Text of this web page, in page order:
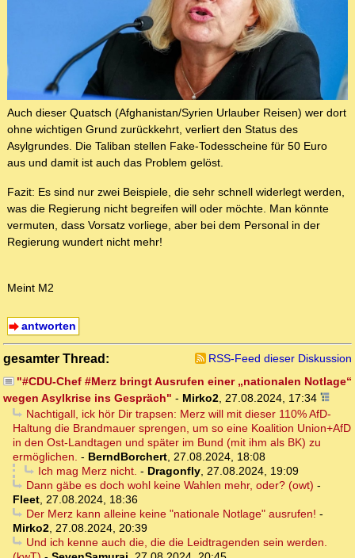
Auch dieser Quatsch (Afghanistan/Syrien Urlauber Reisen) wer dort
ohne wichtigen Grund zurückkehrt, verliert den Status des
Asylgrundes. Die Taliban stellen Fake-Todesscheine für 50 Euro
aus und damit ist auch das Problem gelöst.
Fazit: Es sind nur zwei Beispiele, die sehr schnell widerlegt werden,
was die Regierung nicht begreifen will oder möchte. Man könnte
vermuten, dass Vorsatz vorliege, aber bei dem Personal in der
Regierung wundert nicht mehr!
Meint M2
antworten
gesamter Thread:
RSS-Feed dieser Diskussion
"#CDU-Chef #Merz bringt Ausrufen einer „nationalen Notlage“
wegen Asylkrise ins Gespräch" - Mirko2 27.08.2024, 17:34
Nachtigall, ick hör Dir trapsen: Merz will mit dieser 110% AfD-
Haltung die Brandmauer sprengen, um so eine Koalition Union+AfD
in den Ost-Landtagen und später im Bund (mit ihm als BK) zu
ermöglichen. - BerndBorchert 27.08.2024, 18:08
Ich mag Merz nicht. - Dragonfly, 27.08.2024, 19:09
Dann gäbe es doch wohl keine Wahlen mehr, oder? (owt) -
Fleet 27.08.2024, 18:36
Der Merz kann alleine keine "nationale Notlage" ausrufen! -
Mirko2 27.08.2024, 20:39
Und ich kenne auch die, die die Leidtragenden sein werden.